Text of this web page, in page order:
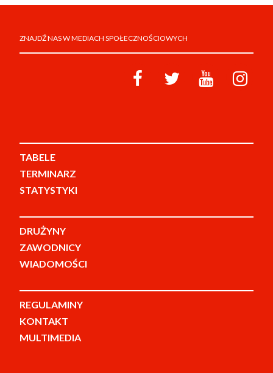
ZNAJDŹ NAS W MEDIACH SPOŁECZNOŚCIOWYCH
TABELE
TERMINARZ
STATYSTYKI
DRUŻYNY
ZAWODNICY
WIADOMOŚCI
REGULAMINY
KONTAKT
MULTIMEDIA